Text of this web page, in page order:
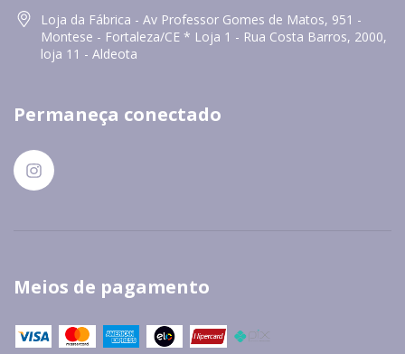
Loja da Fábrica - Av Professor Gomes de Matos, 951 -
Montese - Fortaleza/CE * Loja 1 - Rua Costa Barros, 2000,
loja 11 - Aldeota
Permaneça conectado
Meios de pagamento